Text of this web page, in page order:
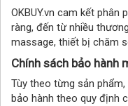
OKBUY.vn cam kết
ràng, đến từ nhiều
massage, thiết bị chăm
Chính sách bảo hành
Tùy theo từng sản
bảo hành theo quy định